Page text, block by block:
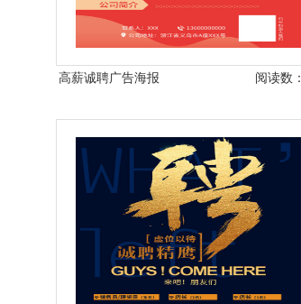
高薪诚聘广告海报 阅读数：